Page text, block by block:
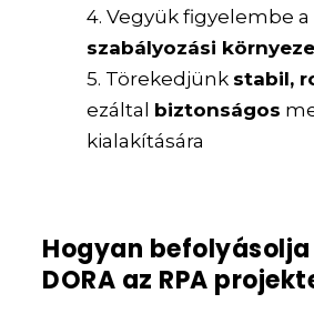
4. Vegyük figyelembe a
szabályozási
5. Törekedjünk stabil,
ezáltal biztonságos
kialakítására
Hogyan
DORA az RPA